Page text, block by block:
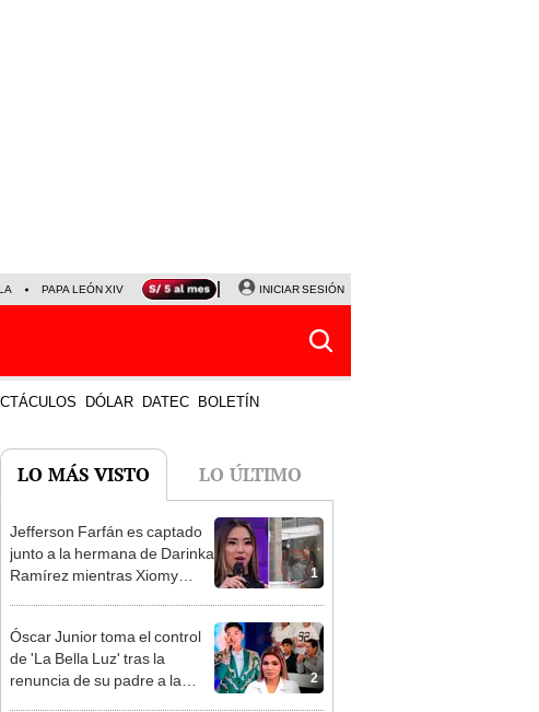
PAPA LEÓN XIV NALDY SALDAÑA LA BELLA LUZ
INICIAR SESIÓN
DÓLAR DATEC BOLETÍN
LO MÁS VISTO LO ÚLTIMO
1
Jefferson Farfán es captado
junto a la hermana de Darinka
Ramírez mientras Xiomy
2
Óscar Junior toma el control
de 'La Bella Luz' tras la
renuncia de su padre a la